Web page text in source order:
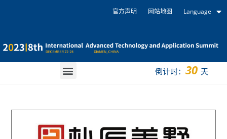
官方声明 网站地图 Language
倒计时： 30 天